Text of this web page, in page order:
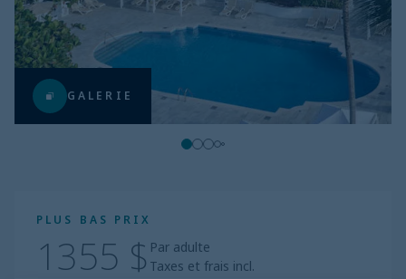
GALERIE
PLUS BAS PRIX
1355 $ Par adulte
Taxes et frais incl.